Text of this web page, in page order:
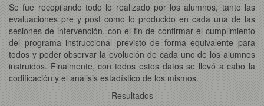
Se fue recopilando todo lo realizado por los alumnos, tanto las
evaluaciones pre y post como lo producido en cada una de las
sesiones de intervención, con el fin de confirmar el cumplimiento
del programa instruccional previsto de forma equivalente para
todos y poder observar la evolución de cada uno de los alumnos
instruidos. Finalmente, con todos estos datos se llevó a cabo la
codificación y el análisis estadístico de los mismos.
Resultados